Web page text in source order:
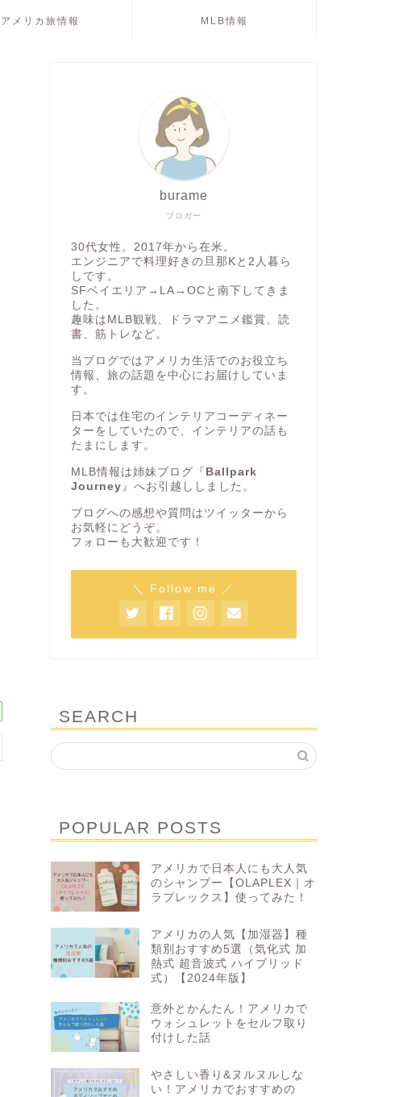
アメリカ旅情報 MLB情報
ブロガー
burame
30代女性。2017年から在米。
エンジニアで料理好きの旦那Kと2人暮ら
しです。
SFベイエリア→LA→OCと南下してきま
した。
趣味はMLB観戦、ドラマアニメ鑑賞、読
書、筋トレなど。
当ブログではアメリカ生活でのお役立ち
情報、旅の話題を中心にお届けしていま
す。
日本では住宅のインテリアコーディネー
ターをしていたので、インテリアの話も
たまにします。
MLB情報は姉妹ブログ『 Ballpark
Journey 』へお引越ししました。
ブログへの感想や質問はツイッターから
お気軽にどうぞ。
フォローも大歓迎です！
＼ Follow me ／
SEARCH
POPULAR POSTS
アメリカで日本人にも大人気
のシャンプー【OLAPLEX｜オ
ラプレックス】使ってみた！
アメリカの人気【加湿器】種
類別おすすめ5選（気化式 加
熱式 超音波式 ハイブリッド
式）【2024年版】
意外とかんたん！アメリカで
ウォシュレットをセルフ取り
付けした話
やさしい香り&ヌルヌルしな
い！アメリカでおすすめの